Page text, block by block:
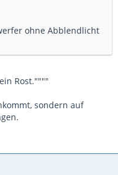
ohne Abblendlicht
Rost.""""
sondern auf